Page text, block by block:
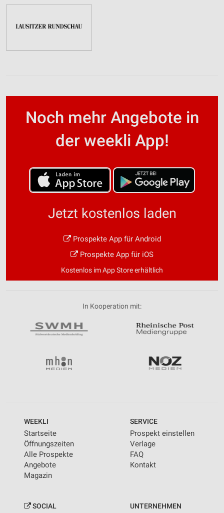
Noch mehr Angebote in
der weekli App!
Jetzt kostenlos laden
Prospekte App für Android
Prospekte App für iOS
Kostenlos im App Store erhältlich
In Kooperation mit:
WEEKLI
Startseite
Öffnungszeiten
Alle Prospekte
Angebote
Magazin
SERVICE
Prospekt einstellen
Verlage
FAQ
Kontakt
SOCIAL UNTERNEHMEN